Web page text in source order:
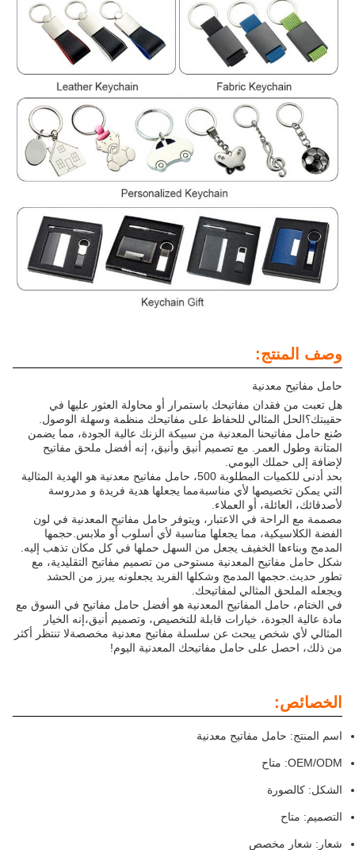
وصف المنتج:
حامل مفاتيح معدنية
هل تعبت من فقدان مفاتيحك باستمرار أو محاولة العثور عليها في
حقيبتك؟الحل المثالي للحفاظ على مفاتيحك منظمة وسهلة الوصول.
صُنع حامل مفاتيحنا المعدنية من سبيكة الزنك عالية الجودة، مما يضمن
المتانة وطول العمر. مع تصميم أنيق وأنيق، إنه أفضل ملحق مفاتيح
لإضافة إلى حملك اليومي.
بحد أدنى للكميات المطلوبة 500، حامل مفاتيح معدنية هو الهدية المثالية
التي يمكن تخصيصها لأي مناسبةمما يجعلها هدية فريدة و مدروسة
لأصدقائك، العائلة، أو العملاء.
مصممة مع الراحة في الاعتبار، ويتوفر حامل مفاتيح المعدنية في لون
الفضة الكلاسيكية، مما يجعلها مناسبة لأي أسلوب أو ملابس.حجمها
المدمج وبناءها الخفيف يجعل من السهل حملها في كل مكان تذهب إليه.
شكل حامل مفاتيح المعدنية مستوحى من تصميم مفاتيح التقليدية، مع
تطور حديث.حجمها المدمج وشكلها الفريد يجعلونه يبرز من الحشد
ويجعله الملحق المثالي لمفاتيحك.
في الختام، حامل المفاتيح المعدنية هو أفضل حامل مفاتيح في السوق مع
مادة عالية الجودة، خيارات قابلة للتخصيص، وتصميم أنيق،إنه الخيار
المثالي لأي شخص يبحث عن سلسلة مفاتيح معدنية مخصصةلا تنتظر أكثر
من ذلك، احصل على حامل مفاتيحك المعدنية اليوم!
الخصائص:
اسم المنتج: حامل مفاتيح معدنية
OEM/ODM: متاح
الشكل: كالصورة
التصميم: متاح
شعار: شعار مخصص